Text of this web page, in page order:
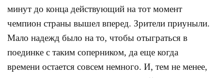
минут до конца действующий на тот момент
чемпион страны вышел вперед. Зрители приуныли.
Мало надежд было на то, чтобы отыграться в
поединке с таким соперником, да еще когда
времени остается совсем немного. И, тем не менее,